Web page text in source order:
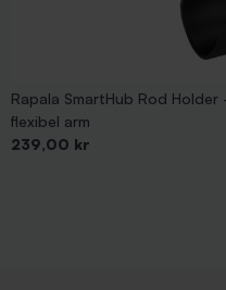
Rapala SmartHub Rod Holder
flexibel arm
Pris
239,00 kr